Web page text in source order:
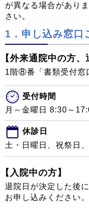
が異なる場合があり
さい。
1．申し込み窓口
【外来通院中の方、
1階⑧番「書類受付窓
受付時間
月～金曜日 8:30～
休診日
土・日曜日、祝祭日
【入院中の方】
退院日が決定した後
お申し込みください。